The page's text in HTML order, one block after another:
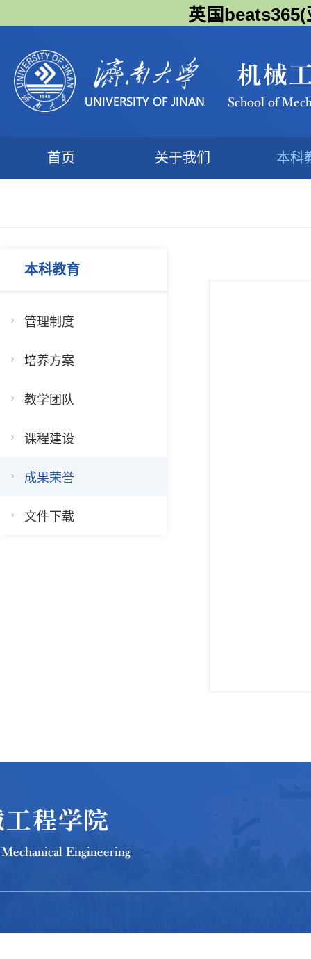
英国
首页 关于我们 本科
本科教育
管理制度
培养方案
教学团队
课程建设
成果荣誉
文件下载